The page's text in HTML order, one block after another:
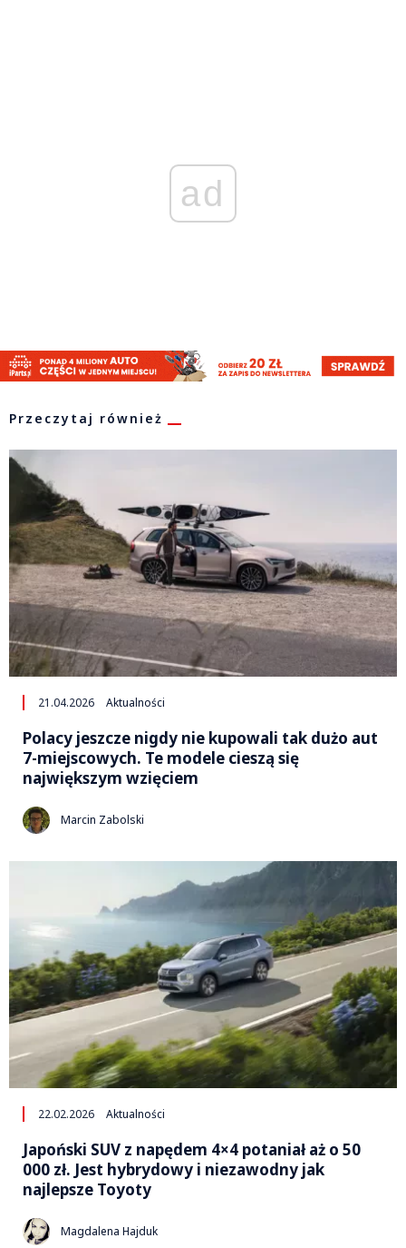
ad
Przeczytaj również
21.04.2026 Aktualności
Polacy jeszcze nigdy nie kupowali tak dużo aut
7-miejscowych. Te modele cieszą się
największym wzięciem
Marcin Zabolski
22.02.2026 Aktualności
Japoński SUV z napędem 4×4 potaniał aż o 50
000 zł. Jest hybrydowy i niezawodny jak
najlepsze Toyoty
Magdalena Hajduk